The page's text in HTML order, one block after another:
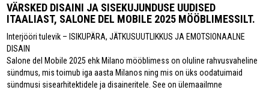
VÄRSKED DISAINI JA SISEKUJUNDUSE UUDISED
ITAALIAST, SALONE DEL MOBILE 2025 MÖÖBLIMESSILT.
Interjööri tulevik – ISIKUPÄRA, JÄTKUSUUTLIKKUS JA EMOTSIONAALNE
DISAIN
Salone del Mobile 2025 ehk Milano mööblimess on oluline rahvusvaheline
sündmus, mis toimub iga aasta Milanos ning mis on üks oodatuimaid
sündmusi sisearhitektidele ja disaineritele. See on ülemaailmne